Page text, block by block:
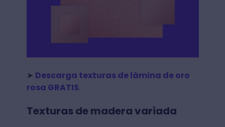
➤ Descarga texturas de lámina de oro
rosa GRATIS.
Texturas de madera variada